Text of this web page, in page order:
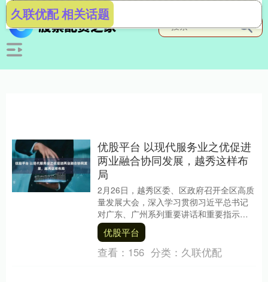
久联优配 相关话题
优股平台 以现代服务业之优促进
两业融合协同发展，越秀这样布
局
2月26日，越秀区委、区政府召开全区高质
量发展大会，深入学习贯彻习近平总书记
对广东、广州系列重要讲话和重要指示精
神，认真落实全省、全市高质量发展大会
部署要求，立....
优股平台
查看： 156 分类： 久联优配